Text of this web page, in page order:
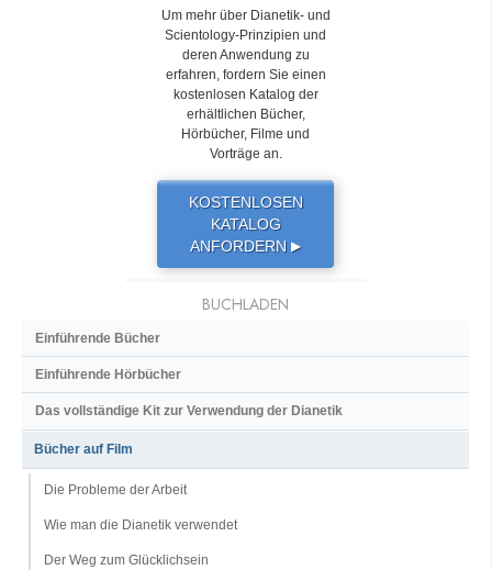
Um mehr über Dianetik- und
Scientology-Prinzipien und
deren Anwendung zu
erfahren, fordern Sie einen
kostenlosen Katalog der
erhältlichen Bücher,
Hörbücher, Filme und
Vorträge an.
KOSTENLOSEN
KATALOG
ANFORDERN ▶
BUCHLADEN
Einführende Bücher
Einführende Hörbücher
Das vollständige Kit zur Verwendung der Dianetik
Bücher auf Film
Die Probleme der Arbeit
Wie man die Dianetik verwendet
Der Weg zum Glücklichsein